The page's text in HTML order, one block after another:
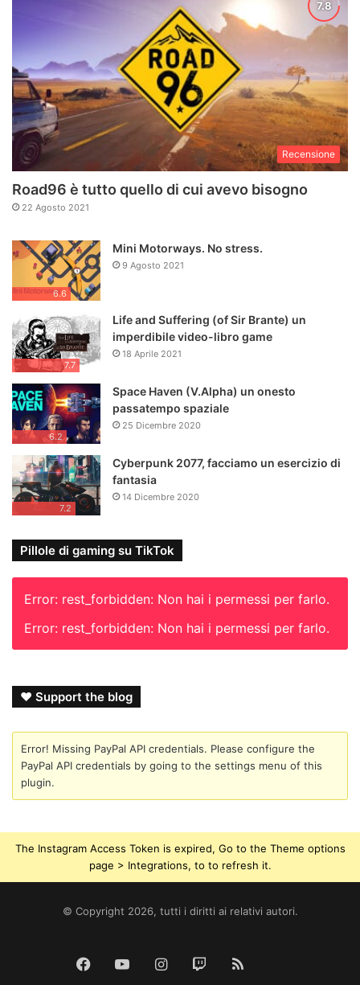
Recensione
Road96 è tutto quello di cui avevo bisogno
22 Agosto 2021
6.6
Mini Motorways. No stress.
9 Agosto 2021
7.7
Life and Suffering (of Sir Brante) un
imperdibile video-libro game
18 Aprile 2021
6.2
Space Haven (V.Alpha) un onesto
passatempo spaziale
25 Dicembre 2020
7.2
Cyberpunk 2077, facciamo un esercizio di
fantasia
14 Dicembre 2020
Pillole di gaming su TikTok
Error: rest_forbidden: Non hai i permessi per farlo.
Error: rest_forbidden: Non hai i permessi per farlo.
❤ Support the blog
Error! Missing PayPal API credentials. Please configure the
PayPal API credentials by going to the settings menu of this
plugin.
The Instagram Access Token is expired, Go to the Theme options
page > Integrations, to to refresh it.
© Copyright 2026, tutti i diritti ai relativi autori.
FacebookYouTubeInstagram
Twitch